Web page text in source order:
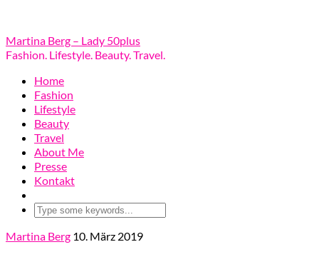
Martina Berg – Lady 50plus
Fashion. Lifestyle. Beauty. Travel.
Home
Fashion
Lifestyle
Beauty
Travel
About Me
Presse
Kontakt
Martina Berg 10. März 2019